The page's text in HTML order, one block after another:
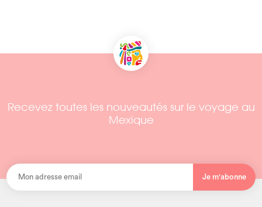
Recevez toutes les nouveautés sur le voyage au
Mexique
Je m'abonne